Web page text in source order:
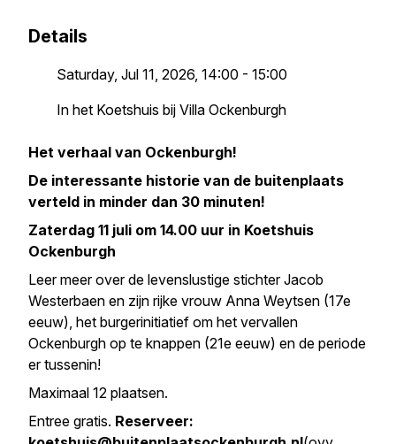
Details
Saturday, Jul 11, 2026, 14:00 - 15:00
In het Koetshuis bij Villa Ockenburgh
Het verhaal van Ockenburgh!
De interessante historie van de buitenplaats
verteld in minder dan 30 minuten!
Zaterdag 11 juli om 14.00 uur in Koetshuis
Ockenburgh
Leer meer over de levenslustige stichter Jacob
Westerbaen en zijn rijke vrouw Anna Weytsen (17e
eeuw), het burgerinitiatief om het vervallen
Ockenburgh op te knappen (21e eeuw) en de periode
er tussenin!
Maximaal 12 plaatsen.
Entree gratis. Reserveer: